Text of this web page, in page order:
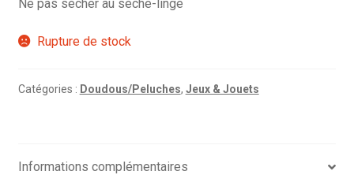
Ne pas sécher au sèche-linge
Rupture de stock
Catégories : Doudous/Peluches, Jeux & Jouets
Informations complémentaires